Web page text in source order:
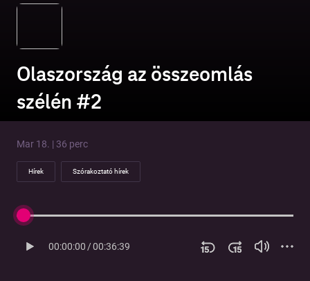
Olaszország az összeomlás
szélén #2
Mar 18. | 36 perc
Hírek Szórakoztató hírek
00:00:00/00:36:39